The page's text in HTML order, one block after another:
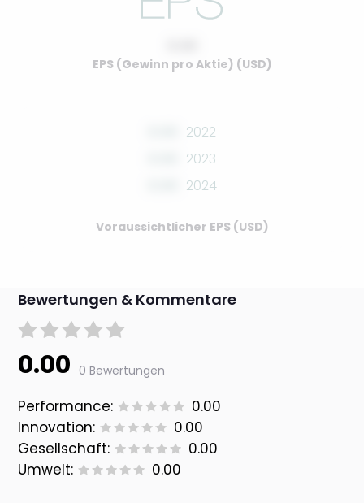
EPS (Gewinn pro Aktie) (USD)
2022
2023
2024
Voraussichtlicher EPS (USD)
Bewertungen & Kommentare
0.00 0 Bewertungen
Performance:
0.00
Innovation:
0.00
Gesellschaft:
0.00
Umwelt:
0.00